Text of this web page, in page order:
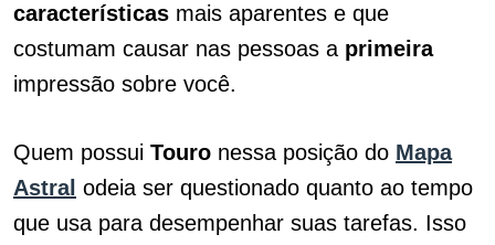
características mais aparentes e que
costumam causar nas pessoas a primeira
impressão sobre você.
Quem possui Touro nessa posição do Mapa
Astral odeia ser questionado quanto ao tempo
que usa para desempenhar suas tarefas. Isso